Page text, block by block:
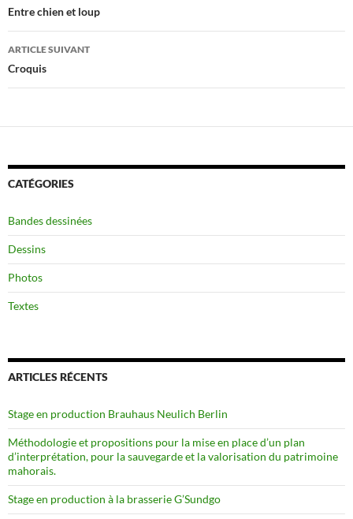
des
articles
Entre chien et loup
ARTICLE SUIVANT
Croquis
CATÉGORIES
Bandes dessinées
Dessins
Photos
Textes
ARTICLES RÉCENTS
Stage en production Brauhaus Neulich Berlin
Méthodologie et propositions pour la mise en place d’un plan
d’interprétation, pour la sauvegarde et la valorisation du patrimoine
mahorais.
Stage en production à la brasserie G’Sundgo